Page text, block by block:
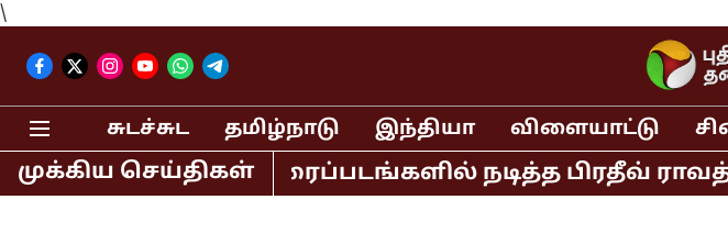
\
சுடச்சுட தமிழ்நாடு இந்தியா விளையாட்டு
முக்கிய செய்திகள்
லகான் உள்ளிட்ட திரைப்படங்களில் நடித்த பிரதீவ் ராவத்